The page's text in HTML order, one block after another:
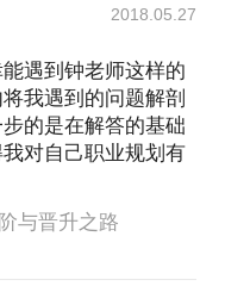
2018.05.27
遇到钟老师这样的
我遇到的问题解剖
的是在解答的基础
对自己职业规划有
与晋升之路